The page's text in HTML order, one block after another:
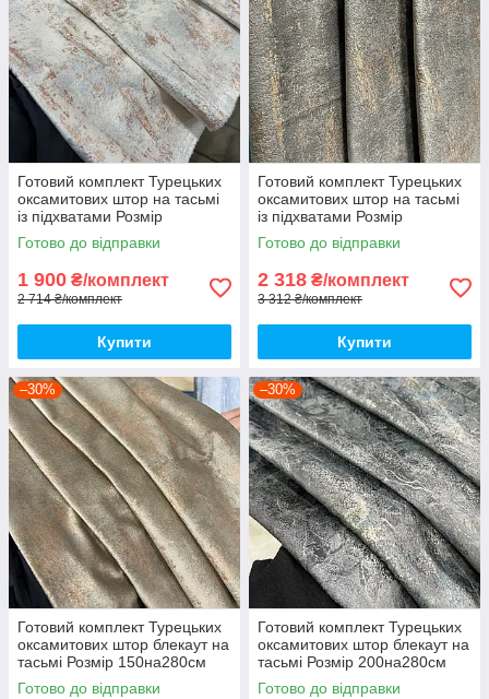
Готовий комплект Турецьких
оксамитових штор на тасьмі
із підхватами Розмір
150на280см Колір кремовий
Готово до відправки
1 900 ₴/комплект
2 714 ₴/комплект
Купити
Готовий комплект Турецьких
оксамитових штор на тасьмі
із підхватами Розмір
200на280см Колір капучіно
Готово до відправки
2 318 ₴/комплект
3 312 ₴/комплект
Купити
–30%
Готовий комплект Турецьких
оксамитових штор блекаут на
тасьмі Розмір 150на280см
Колір пісочний
Готово до відправки
–30%
Готовий комплект Турецьких
оксамитових штор блекаут на
тасьмі Розмір 200на280см
Колір графіт
Готово до відправки